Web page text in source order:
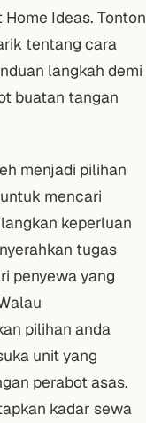
Home Ideas. Tonton
tentang cara
langkah demi
buatan tangan
menjadi pilihan
mencari
keperluan
tugas
penyewa yang
pilihan anda
unit yang
perabot asas.
kadar sewa